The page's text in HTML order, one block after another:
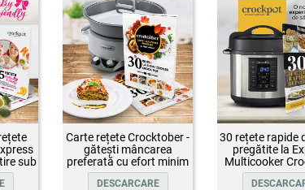
sub
Carte rețete Crocktober -
gătești mâncarea
preferată cu efort minim
DESCARCARE
30 rețete rapide
pregătite la
Multicooker